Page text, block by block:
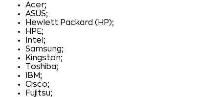
Acer;
ASUS;
Hewlett Packard (HP);
HPE;
Intel;
Samsung;
Kingston;
Toshiba;
IBM;
Cisco;
Fujitsu;